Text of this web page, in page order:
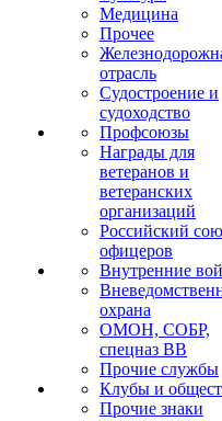
Медицина
Прочее
отрасль
Судостроение и
судоходство
Профсоюзы
Награды для
ветеранов и
ветеранских
организаций
Российский
офицеров
Внутренние
охрана
ОМОН, СОБР,
спецназ ВВ
Прочие службы
Клубы и
Прочие знаки